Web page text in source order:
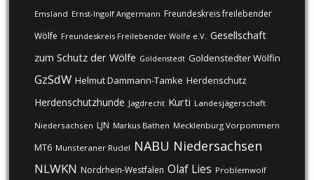
Emsland Ernst-Ingolf Angermann Freundeskreis freilebender
Wölfe Freundeskreis Freilebender Wölfe e.V. Gesellschaft
zum Schutz der Wölfe Goldenstedt Goldenstedter Wölfin
GzSdW Helmut Dammann-Tamke Herdenschutz
Herdenschutzhunde Jagdrecht Kurti Landesjägerschaft
Niedersachsen LJN Markus Bathen Mecklenburg Vorpommern
MT6 Munsteraner Rudel NABU Niedersachsen
NLWKN Nordrhein-Westfalen Olaf Lies Problemwolf